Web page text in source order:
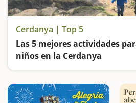
Cerdanya | Top 5
Las 5 mejores actividades
niños en la Cerdanya